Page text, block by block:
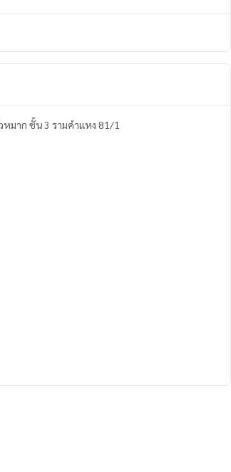
มาก ชั้น 3 รามคำแหง 81/1